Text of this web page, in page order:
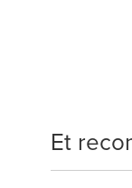
Et